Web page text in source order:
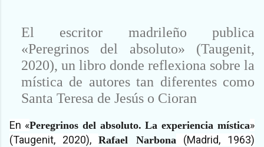
El escritor madrileño publica
«Peregrinos del absoluto» (Taugenit,
2020), un libro donde reflexiona sobre la
mística de autores tan diferentes como
Santa Teresa de Jesús o Cioran
En «Peregrinos del absoluto. La experiencia mística»
(Taugenit, 2020),Rafael Narbona (Madrid, 1963)